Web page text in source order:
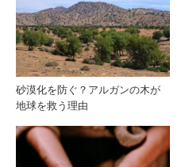
酸化
させ
ない
正し
砂漠化を防ぐ？アルガンの木が
地球を救う理由